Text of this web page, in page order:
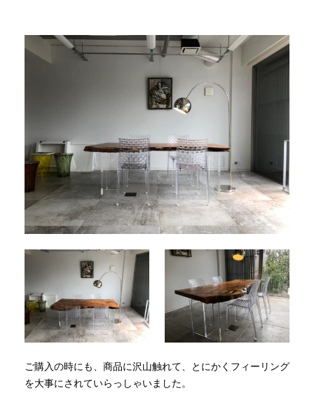
お問い合わせ
ご購入の時にも、商品に沢山触れて、とにかくフィーリング
を大事にされていらっしゃいました。